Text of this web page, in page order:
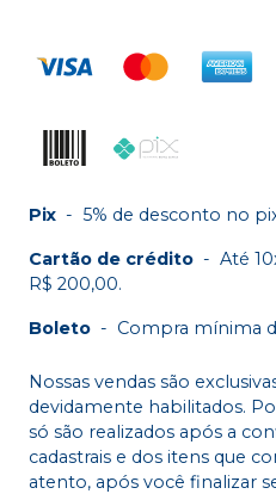
Pix - 5% de desconto no
Cartão de crédito - Até
R$ 200,00.
Boleto - Compra mínima
Nossas vendas são
devidamente habilitados.
só são realizados após a
cadastrais e dos itens que
atento, após você finalizar